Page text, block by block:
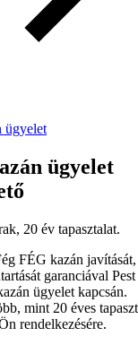
ügyelet
ügyelet
20 év tapasztalat.
FÉG kazán javítását,
garanciával
ügyelet kapcsán.
mint 20 éves
rendelkezésére.